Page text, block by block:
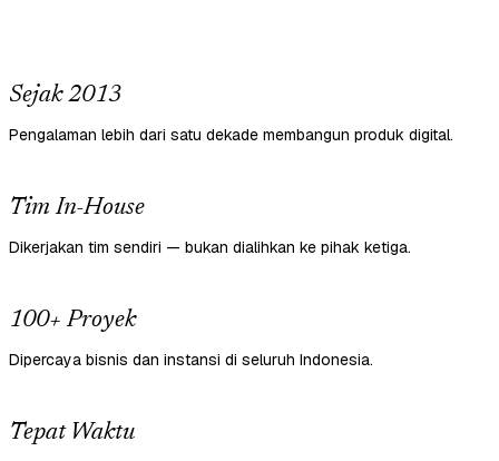
Sejak 2013
Pengalaman lebih dari satu dekade membangun produk digital.
Tim In-House
Dikerjakan tim sendiri — bukan dialihkan ke pihak ketiga.
100+ Proyek
Dipercaya bisnis dan instansi di seluruh Indonesia.
Tepat Waktu